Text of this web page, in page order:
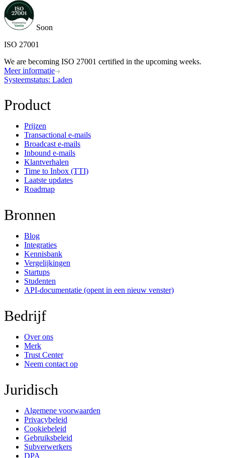
Soon
ISO 27001
We are becoming ISO 27001 certified in the upcoming weeks.
Meer informatie
Systeemstatus: Laden
Product
Prijzen
Transactional e-mails
Broadcast e-mails
Inbound e-mails
Klantverhalen
Time to Inbox (TTI)
Laatste updates
Roadmap
Bronnen
Blog
Integraties
Kennisbank
Vergelijkingen
Startups
Studenten
API-documentatie (opent in een nieuw venster)
Bedrijf
Over ons
Merk
Trust Center
Neem contact op
Juridisch
Algemene voorwaarden
Privacybeleid
Cookiebeleid
Gebruiksbeleid
Subverwerkers
DPA